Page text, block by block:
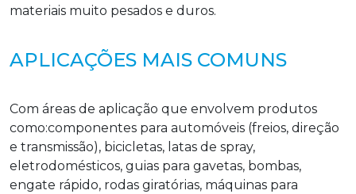
materiais muito pesados e duros.
APLICAÇÕES MAIS COMUNS
Com áreas de aplicação que envolvem produtos
como:componentes para automóveis (freios, direção
e transmissão), bicicletas, latas de spray,
eletrodomésticos, guias para gavetas, bombas,
engate rápido, rodas giratórias, máquinas para